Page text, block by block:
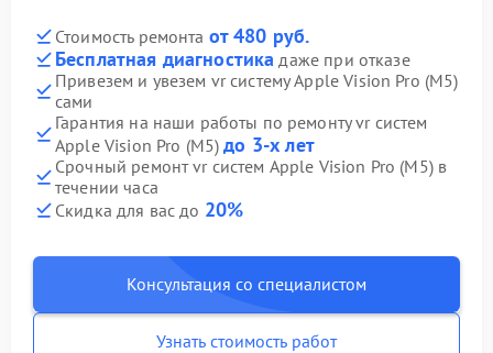
Стоимость ремонта от 480 руб.
Бесплатная диагностика даже при отказе
Привезем и увезем vr систему Apple Vision Pro (M5)
сами
Гарантия на наши работы по ремонту vr систем
Apple Vision Pro (M5)до 3-х лет
Срочный ремонт vr систем Apple Vision Pro (M5) в
течении часа
Скидка для вас до 20%
Консультация со специалистом
Узнать стоимость работ